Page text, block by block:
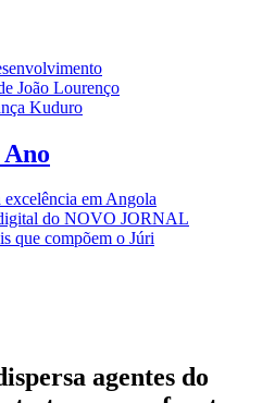
João Lourenço
Kuduro
excelência em Angola
do NOVO JORNAL
que compõem o Júri
agentes do